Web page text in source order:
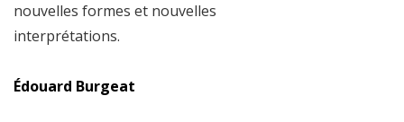
nouvelles formes et nouvelles
interprétations.
Édouard Burgeat